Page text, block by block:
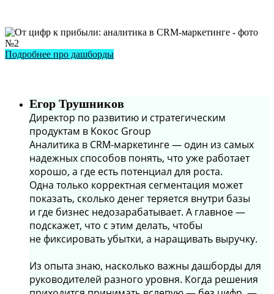
Подробнее про дашборды
Егор Трушников
Директор по развитию и стратегическим
продуктам в Kокос Group
Аналитика в CRM-маркетинге — один из самых
надежных способов понять, что уже работает
хорошо, а где есть потенциал для роста.
Одна только корректная сегментация может
показать, сколько денег теряется внутри базы
и где бизнес недозарабатывает. А главное —
подскажет, что с этим делать, чтобы
не фиксировать убытки, а наращивать выручку.
Из опыта знаю, насколько важны дашборды для
руководителей разного уровня. Когда решения